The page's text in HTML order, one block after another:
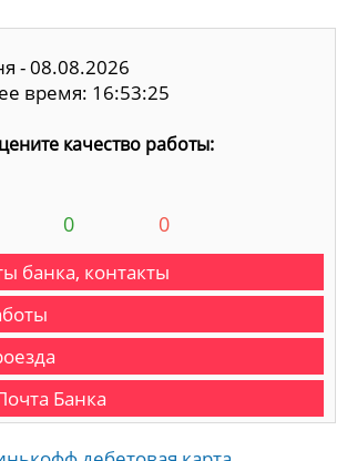
- 08.08.2026
время: 16:53:25
качество работы:
0 0
банка, контакты
Банка